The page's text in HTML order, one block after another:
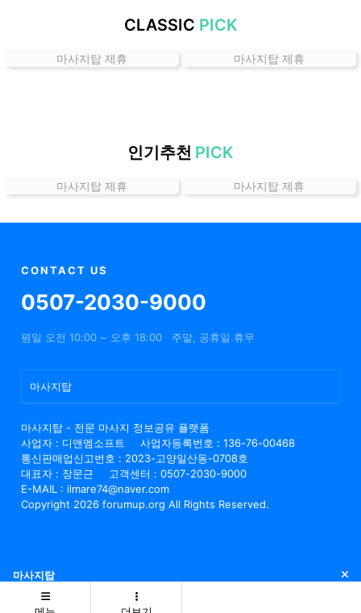
는
할
정
CLASSIC PICK
마사지탑 제휴 마사지탑 제휴
인기추천 PICK
마사지탑 제휴 마사지탑 제휴
CONTACT US
0507-2030-9000
평일 오전 10:00 ~ 오후 18:00 주말, 공휴일 휴무
마사지탑
마사지탑 - 전문 마사지 정보공유 플랫폼
사업자 : 디앤엠소프트
사업자등록번호 : 136-76-00468
통신판매업신고번호 : 2023-고양일산동-0708호
대표자 : 장문근
고객센터 : 0507-2030-9000
E-MAIL : ilmare74@naver.com
Copyright 2026 forumup.org All Rights Reserved.
마사지탑 닫